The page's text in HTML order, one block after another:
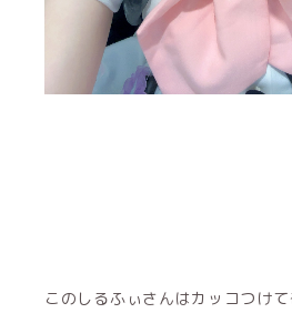
このしるふぃさんはカッコつけ